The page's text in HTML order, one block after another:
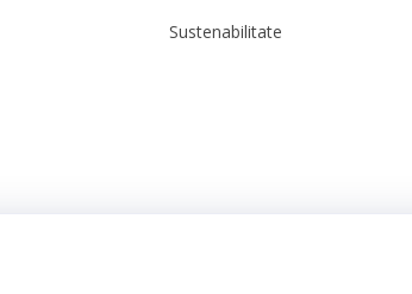
Sustenabilitate